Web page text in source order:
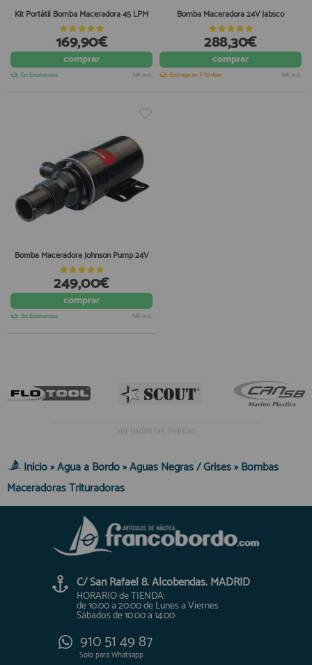
Kit Portátil Bomba Maceradora 45 LPM
169,90€
comprar
En Existencias IVA incl.
Bomba Maceradora 24V Jabsco
288,30€
comprar
Entrega en 7-10 días IVA incl.
Bomba Maceradora Johnson Pump 24V
249,00€
comprar
En Existencias IVA incl.
ver todas las marcas
Inicio»Agua a Bordo»Aguas Negras / Grises»Bombas
Maceradoras Trituradoras
C/ San Rafael 8. Alcobendas. MADRID
HORARIO de TIENDA:
de 10:00 a 20:00 de Lunes a Viernes
Sábados de 10:00 a 14:00
910 51 49 87
Solo paraWhatsapp